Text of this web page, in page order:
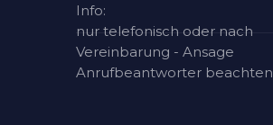
Info:
nur telefonisch oder nach
Vereinbarung - Ansage
Anrufbeantworter beachten